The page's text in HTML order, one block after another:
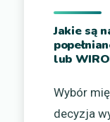
Jakie są
lub
Wybór
decyzja